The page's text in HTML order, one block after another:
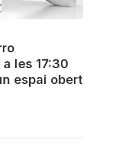
les 17:30
espai obert